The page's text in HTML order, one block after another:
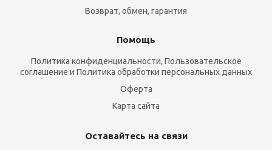
Возврат, обмен, гарантия
Помощь
Политика конфиденциальности, Пользовательское
соглашение и Политика обработки персональных данных
Оферта
Карта сайта
Оставайтесь на связи